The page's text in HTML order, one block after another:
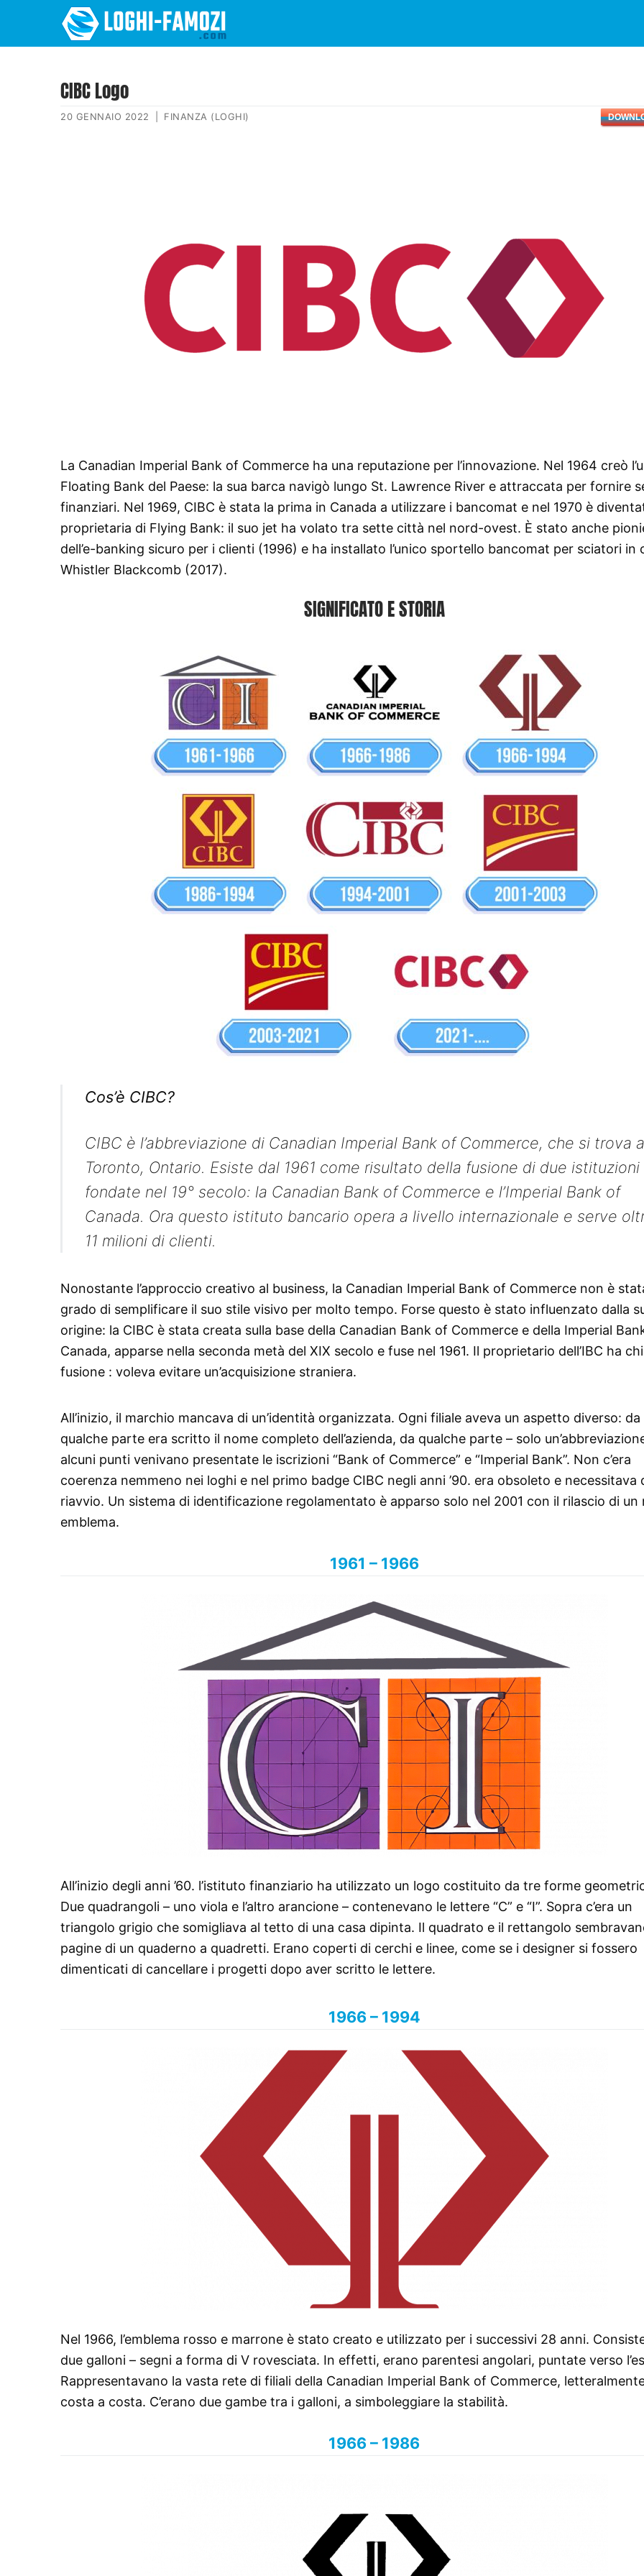
CIBC Logo
20 GENNAIO 2022 FINANZA (LOGHI)
La Canadian Imperial Bank of Commerce ha una reputazione per l’innovazione. Nel 1964 creò
Floating Bank del Paese: la sua barca navigò lungo St. Lawrence River e attraccata per fornire
finanziari. Nel 1969, CIBC è stata la prima in Canada a utilizzare i bancomat e nel 1970 è
proprietaria di Flying Bank: il suo jet ha volato tra sette città nel nord-ovest. È stato anche
dell’e-banking sicuro per i clienti (1996) e ha installato l’unico sportello bancomat per sciatori in
Whistler Blackcomb (2017).
SIGNIFICATO E STORIA
Cos’è CIBC?
CIBC è l’abbreviazione di Canadian Imperial Bank of Commerce, che si trova a
Toronto, Ontario. Esiste dal 1961 come risultato della fusione di due istituzioni
fondate nel 19° secolo: la Canadian Bank of Commerce e l’Imperial Bank of
Canada. Ora questo istituto bancario opera a livello internazionale e serve
11 milioni di clienti.
Nonostante l’approccio creativo al business, la Canadian Imperial Bank of Commerce non è
grado di semplificare il suo stile visivo per molto tempo. Forse questo è stato influenzato dalla
origine: la CIBC è stata creata sulla base della Canadian Bank of Commerce e della Imperial
Canada, apparse nella seconda metà del XIX secolo e fuse nel 1961. Il proprietario dell’IBC ha
fusione : voleva evitare un’acquisizione straniera.
All’inizio, il marchio mancava di un’identità organizzata. Ogni filiale aveva un aspetto diverso: da
qualche parte era scritto il nome completo dell’azienda, da qualche parte – solo
alcuni punti venivano presentate le iscrizioni “Bank of Commerce” e “Imperial Bank”. Non c’era
coerenza nemmeno nei loghi e nel primo badge CIBC negli anni ’90. era obsoleto e necessitava
riavvio. Un sistema di identificazione regolamentato è apparso solo nel 2001 con il rilascio di un
emblema.
1961 – 1966
All’inizio degli anni ’60. l’istituto finanziario ha utilizzato un logo costituito da tre forme
Due quadrangoli – uno viola e l’altro arancione – contenevano le lettere “C” e “I”. Sopra c’era un
triangolo grigio che somigliava al tetto di una casa dipinta. Il quadrato e il rettangolo
pagine di un quaderno a quadretti. Erano coperti di cerchi e linee, come se i designer si fossero
dimenticati di cancellare i progetti dopo aver scritto le lettere.
1966 – 1994
Nel 1966, l’emblema rosso e marrone è stato creato e utilizzato per i successivi 28 anni.
due galloni – segni a forma di V rovesciata. In effetti, erano parentesi angolari, puntate verso
Rappresentavano la vasta rete di filiali della Canadian Imperial Bank of Commerce,
costa a costa. C’erano due gambe tra i galloni, a simboleggiare la stabilità.
1966 – 1986